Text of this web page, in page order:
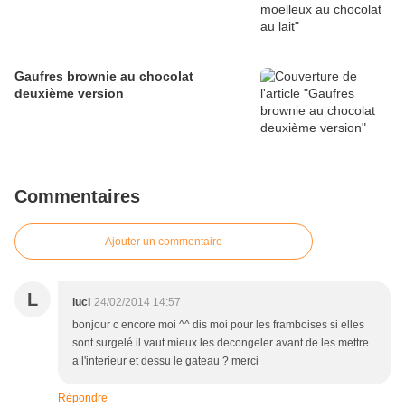
Gaufres brownie au chocolat
deuxième version
Commentaires
Ajouter un commentaire
L luci 24/02/2014 14:57
bonjour c encore moi ^^ dis moi pour les framboises si elles
sont surgelé il vaut mieux les decongeler avant de les mettre
a l'interieur et dessu le gateau ? merci
Répondre